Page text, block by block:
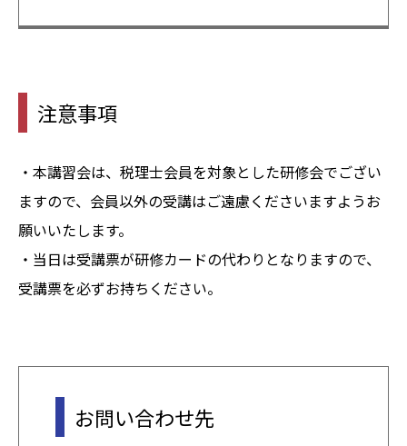
注意事項
・本講習会は、税理士会員を対象とした研修会でござい
ますので、会員以外の受講はご遠慮くださいますようお
願いいたします。
・当日は受講票が研修カードの代わりとなりますので、
受講票を必ずお持ちください。
お問い合わせ先